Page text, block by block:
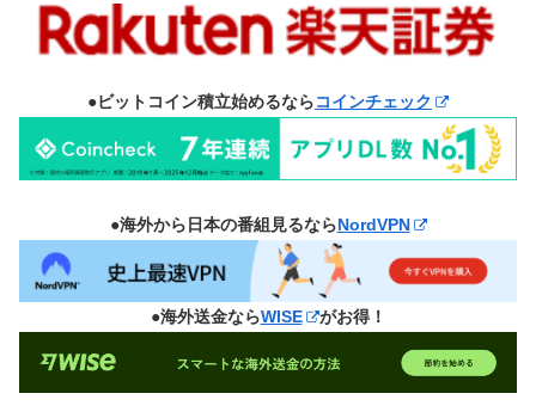
●ビットコイン積立始めるならコインチェック
●海外から日本の番組見るならNordVPN
●海外送金ならWISE がお得！